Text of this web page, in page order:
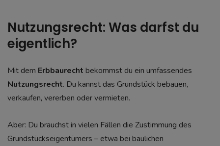
Nutzungsrecht: Was darfst du
eigentlich?
Mit dem Erbbaurecht bekommst du ein umfassendes
Nutzungsrecht. Du kannst das Grundstück bebauen,
verkaufen, vererben oder vermieten.
Aber: Du brauchst in vielen Fällen die Zustimmung des
Grundstückseigentümers – etwa bei baulichen